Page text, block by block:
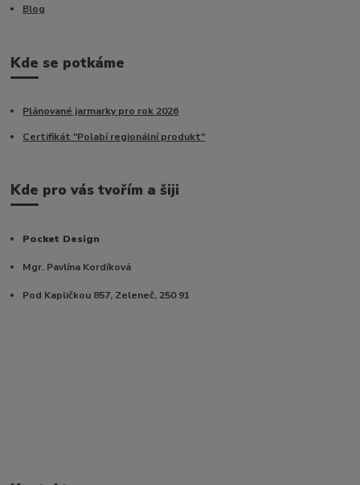
Blog
Kde se potkáme
Plánované jarmarky pro rok 2026
Certifikát "Polabí regionální produkt"
Kde pro vás tvořím a šiji
Pocket Design
Mgr. Pavlína Kordíková
Pod Kapličkou 857, Zeleneč, 250 91